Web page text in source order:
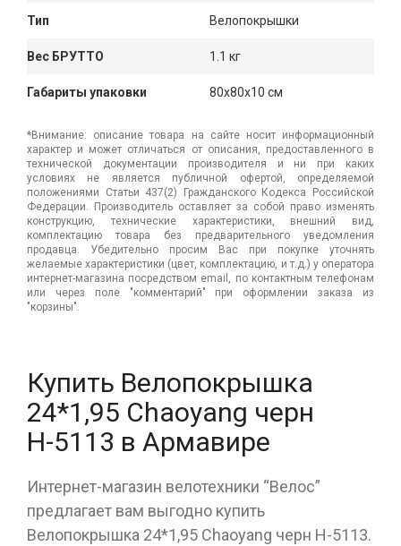
Тип Велопокрышки
Вес БРУТТО 1.1 кг
Габариты упаковки 80x80x10 см
*Внимание: описание товара на сайте носит информационный
характер и может отличаться от описания, предоставленного в
технической документации производителя и ни при каких
условиях не является публичной офертой, определяемой
положениями Статьи 437(2) Гражданского Кодекса Российской
Федерации. Производитель оставляет за собой право изменять
конструкцию, технические характеристики, внешний вид,
комплектацию товара без предварительного уведомления
продавца. Убедительно просим Вас при покупке уточнять
желаемые характеристики (цвет, комплектацию, и т.д.) у оператора
интернет-магазина посредством email, по контактным телефонам
или через поле "комментарий" при оформлении заказа из
"корзины".
Купить Велопокрышка
24*1,95 Chaoyang черн
Н-5113 в Армавире
Интернет-магазин велотехники “Велос”
предлагает вам выгодно купить
Велопокрышка 24*1,95 Chaoyang черн Н-5113.